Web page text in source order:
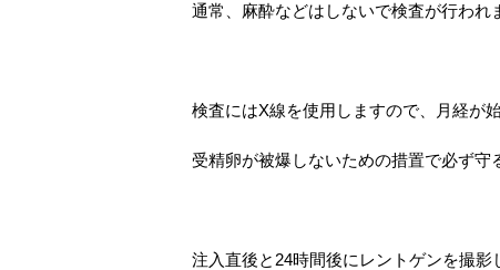
通常、麻酔などはしないで検査が行われ
検査にはX線を使用しますので、月経が
受精卵が被爆しないための措置で必ず守
注入直後と24時間後にレントゲンを撮影